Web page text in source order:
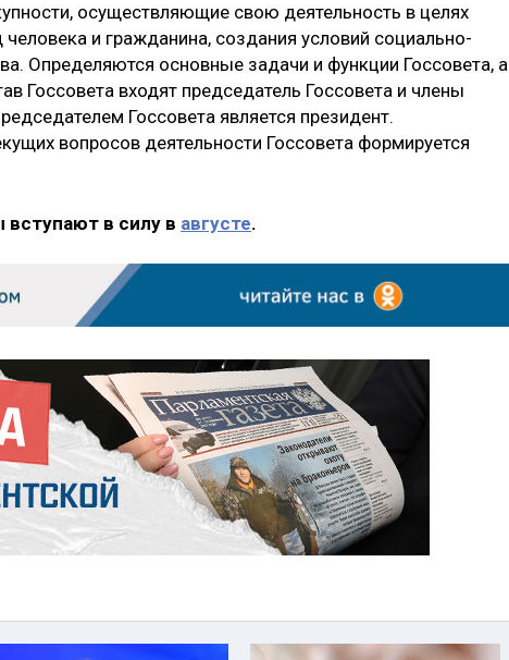
осуществляющие свою деятельность в целях
и гражданина, создания условий социально-
Определяются основные задачи и функции Госсовета, а
Госсовета входят председатель Госсовета и члены
Госсовета является президент.
вопросов деятельности Госсовета формируется
вступают в силу в августе.